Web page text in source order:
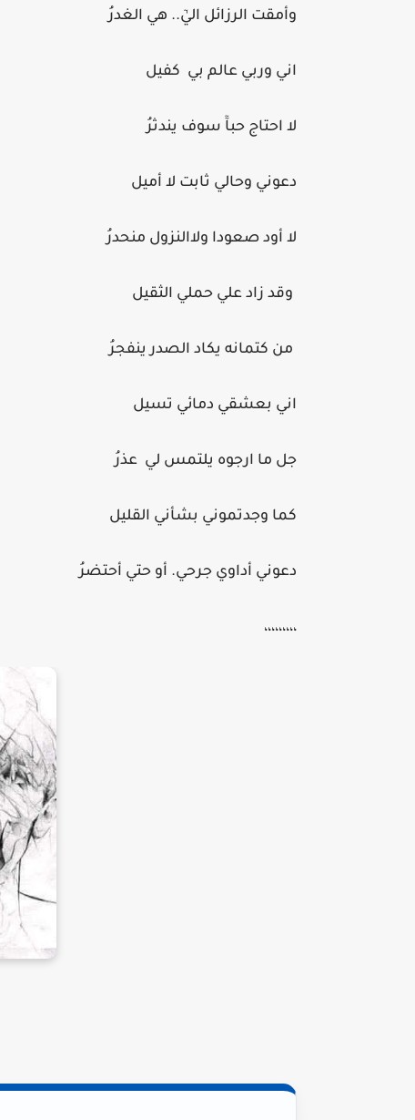
وأمقت الرزائل اليٰٓ.. هي الغدرُ
اني وربي عالم بي كفيل
لا احتاج حبآٓ سوف يندثرُ
دعوني وحالي ثابت لا أميل
لا أود صعودا ولاالنزول منحدرُ
وقد زاد علي حملي الثقيل
من كتمانه يكاد الصدر ينفجرُ
اني بعشقي دمائي تسيل
جل ما ارجوه يلتمس لي عذرُ
كما وجدتموني بشأني القليل
دعوني أداوي جرحي. أو حتي أحتضرُ
،،،،،،،،،